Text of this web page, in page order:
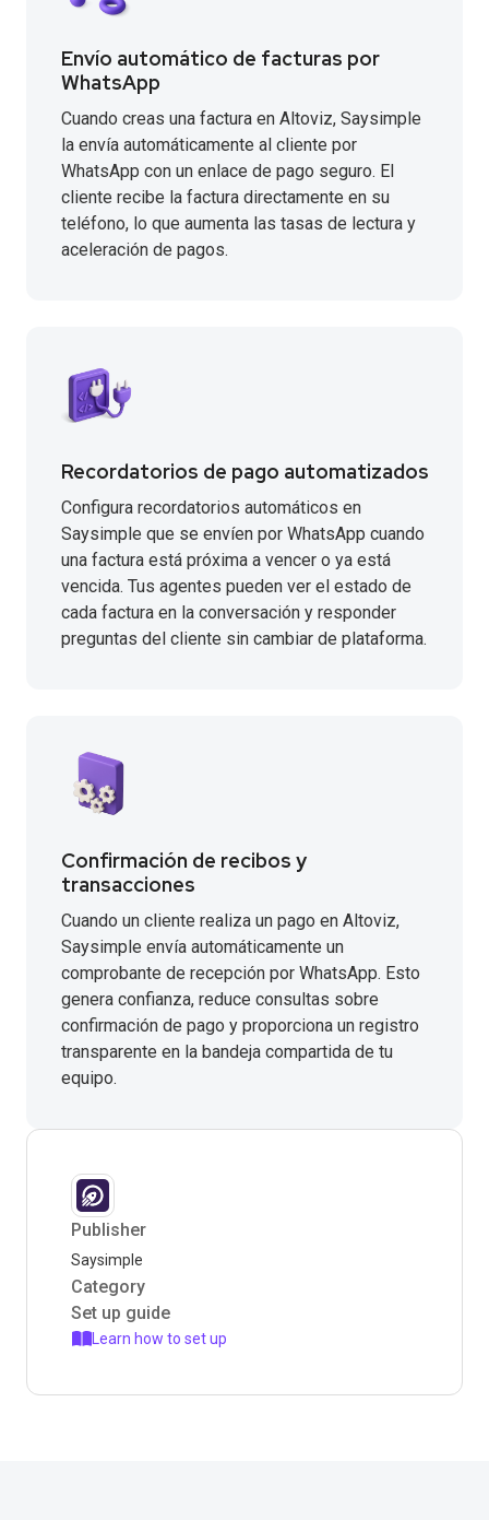
Envío automático de facturas por
WhatsApp
Cuando creas una factura en Altoviz, Saysimple
la envía automáticamente al cliente por
WhatsApp con un enlace de pago seguro. El
cliente recibe la factura directamente en su
teléfono, lo que aumenta las tasas de lectura y
aceleración de pagos.
Recordatorios de pago automatizados
Configura recordatorios automáticos en
Saysimple que se envíen por WhatsApp cuando
una factura está próxima a vencer o ya está
vencida. Tus agentes pueden ver el estado de
cada factura en la conversación y responder
preguntas del cliente sin cambiar de plataforma.
Confirmación de recibos y
transacciones
Cuando un cliente realiza un pago en Altoviz,
Saysimple envía automáticamente un
comprobante de recepción por WhatsApp. Esto
genera confianza, reduce consultas sobre
confirmación de pago y proporciona un registro
transparente en la bandeja compartida de tu
equipo.
Publisher
Saysimple
Category
Set up guide
Learn how to set up